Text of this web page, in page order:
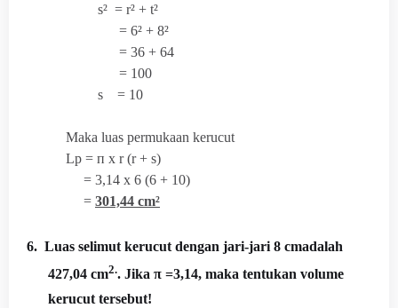
s² = r² + t²
= 6² + 8²
= 36 + 64
= 100
s = 10
Maka luas permukaan kerucut
Lp = п x r (r + s)
= 3,14 x 6 (6 + 10)
= 301,44 cm²
6. Luas selimut kerucut dengan jari-jari 8 cmadalah
427,04 cm2.. Jika π =3,14, maka tentukan volume
kerucut tersebut!